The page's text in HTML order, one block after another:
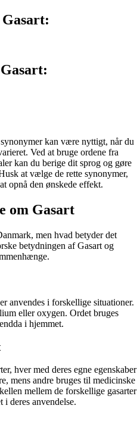
kan være nyttigt, når du
Ved at bruge ordene fra
kan du berige dit sprog og gøre
at vælge de rette synonymer,
opnå den ønskede effekt.
om Gasart
men hvad betyder det
betydningen af Gasart og
anvendes i forskellige situationer.
eller oxygen. Ordet bruges
i hjemmet.
hver med deres egne egenskaber
mens andre bruges til medicinske
mellem de forskellige gasarter
deres anvendelse.